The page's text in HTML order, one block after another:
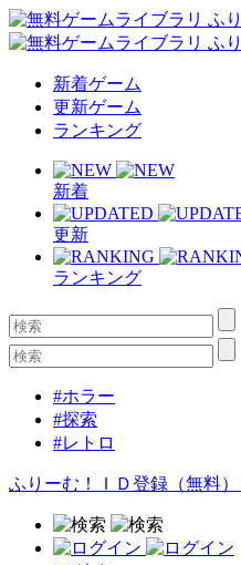
新着ゲーム
更新ゲーム
ランキング
新着
更新
ランキング
#ホラー
#探索
#レトロ
ふりーむ！ＩＤ登録（無料）